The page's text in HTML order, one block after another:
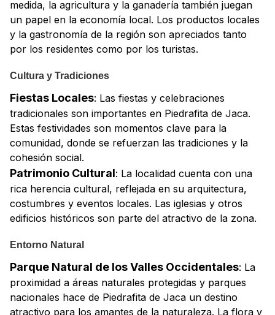
medida, la agricultura y la ganadería también juegan
un papel en la economía local. Los productos locales
y la gastronomía de la región son apreciados tanto
por los residentes como por los turistas.
Cultura y Tradiciones
Fiestas Locales: Las fiestas y celebraciones
tradicionales son importantes en Piedrafita de Jaca.
Estas festividades son momentos clave para la
comunidad, donde se refuerzan las tradiciones y la
cohesión social.
Patrimonio Cultural: La localidad cuenta con una
rica herencia cultural, reflejada en su arquitectura,
costumbres y eventos locales. Las iglesias y otros
edificios históricos son parte del atractivo de la zona.
Entorno Natural
Parque Natural de los Valles Occidentales: La
proximidad a áreas naturales protegidas y parques
nacionales hace de Piedrafita de Jaca un destino
atractivo para los amantes de la naturaleza. La flora y